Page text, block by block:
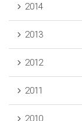
2014
2013
2012
2011
2010